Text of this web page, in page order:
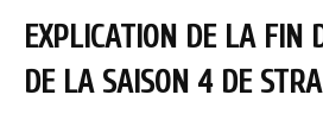
EXPLICATION DE LA FIN
DE LA SAISON 4 DE